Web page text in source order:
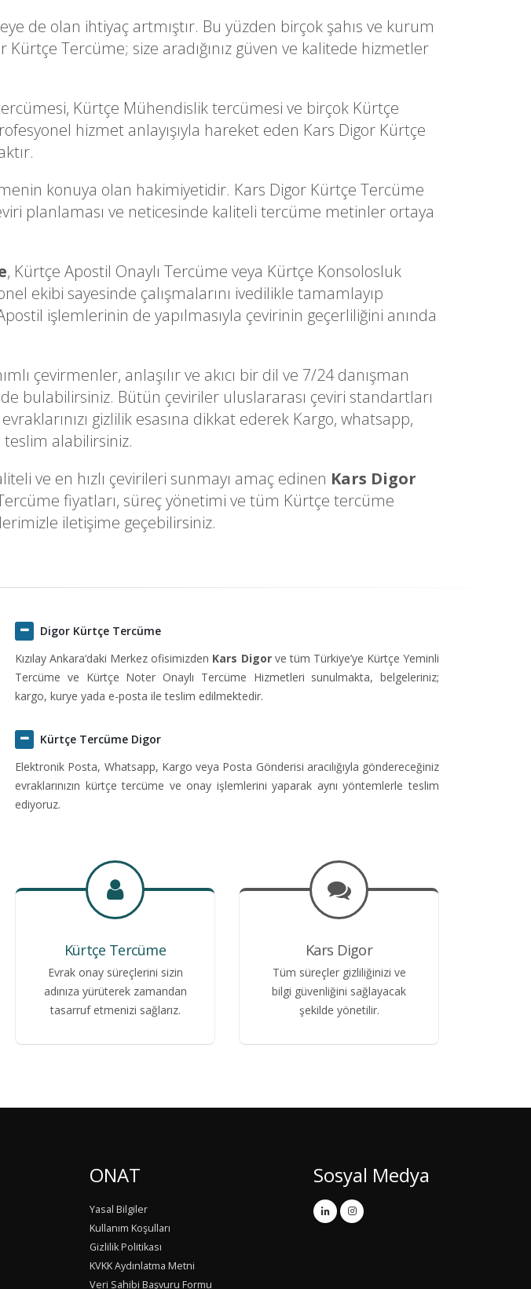
de olan ihtiyaç artmıştır. Bu yüzden birçok şahıs ve kurum
Tercüme; size aradığınız güven ve kalitede hizmetler
Kürtçe Mühendislik tercümesi ve birçok Kürtçe
hizmet anlayışıyla hareket eden Kars Digor Kürtçe
konuya olan hakimiyetidir. Kars Digor Kürtçe Tercüme
planlaması ve neticesinde kaliteli tercüme metinler ortaya
, Kürtçe Apostil Onaylı Tercüme veya Kürtçe Konsolosluk
ekibi sayesinde çalışmalarını ivedilikle tamamlayıp
işlemlerinin de yapılmasıyla çevirinin geçerliliğini anında
çevirmenler, anlaşılır ve akıcı bir dil ve 7/24 danışman
bulabilirsiniz. Bütün çeviriler uluslararası çeviri standartları
gizlilik esasına dikkat ederek Kargo, whatsapp,
teslim alabilirsiniz.
ve en hızlı çevirileri sunmayı amaç edinen Kars Digor
fiyatları, süreç yönetimi ve tüm Kürtçe tercüme
iletişime geçebilirsiniz.
Digor Kürtçe Tercüme
Kızılay Ankara‘daki Merkez ofisimizden Kars Digorve tüm Türkiye’ye Kürtçe Yeminli
Tercüme ve Kürtçe Noter Onaylı Tercüme Hizmetleri sunulmakta, belgeleriniz;
kargo, kurye yada e-posta ile teslim edilmektedir.
Kürtçe Tercüme Digor
Elektronik Posta, Whatsapp, Kargo veya Posta Gönderisi aracılığıyla göndereceğiniz
evraklarınızın kürtçe tercüme ve onay işlemlerini yaparak aynı yöntemlerle teslim
ediyoruz.
Kürtçe Tercüme
Evrak onay süreçlerini sizin
adınıza yürüterek zamandan
tasarruf etmenizi sağlarız.
Kars Digor
Tüm süreçler gizliliğinizi ve
bilgi güvenliğini sağlayacak
şekilde yönetilir.
ONAT
Yasal Bilgiler
Kullanım Koşulları
Gizlilik Politikası
KVKK Aydınlatma Metni
Veri Sahibi Başvuru Formu
Sosyal Medya